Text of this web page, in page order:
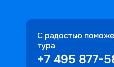
С радостью
тура
+7 495 877-